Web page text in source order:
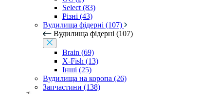
Select (83)
Різні (43)
Вудилища фідерні (107)
Вудилища фідерні (107)
Brain (69)
X-Fish (13)
Інші (25)
Вудилища на коропа (26)
Запчастини (138)